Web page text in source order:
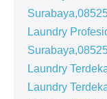
Laundry
Laundry
Laundry